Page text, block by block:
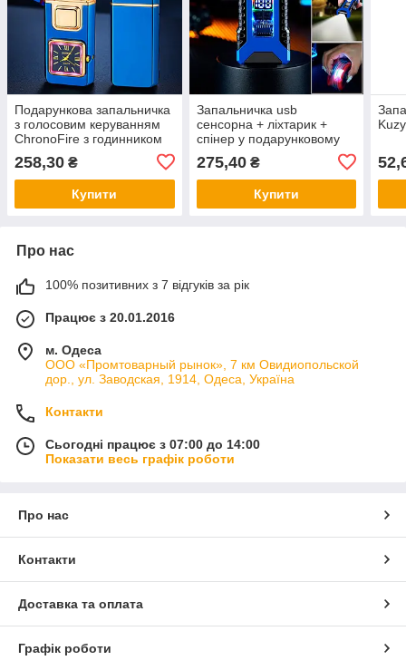
Подарункова запальничка
з голосовим керуванням
ChronoFire з годинником
на корпусі та 2 режимами
полум'я LG-826C
258,30 ₴
Купити
Запальничка usb
сенсорна + ліхтарик +
спінер у подарунковому
275,40₴
Купити
Про нас
100% позитивних з 7 відгуків за рік
Працює з 20.01.2016
м. Одеса
ООО «Промтоварный рынок», 7 км Овидиопольской
дор., ул. Заводская, 1914, Одеса, Україна
Контакти
Сьогодні працює з 07:00 до 14:00
Показати весь графік роботи
Про нас
Контакти
Доставка та оплата
Графік роботи